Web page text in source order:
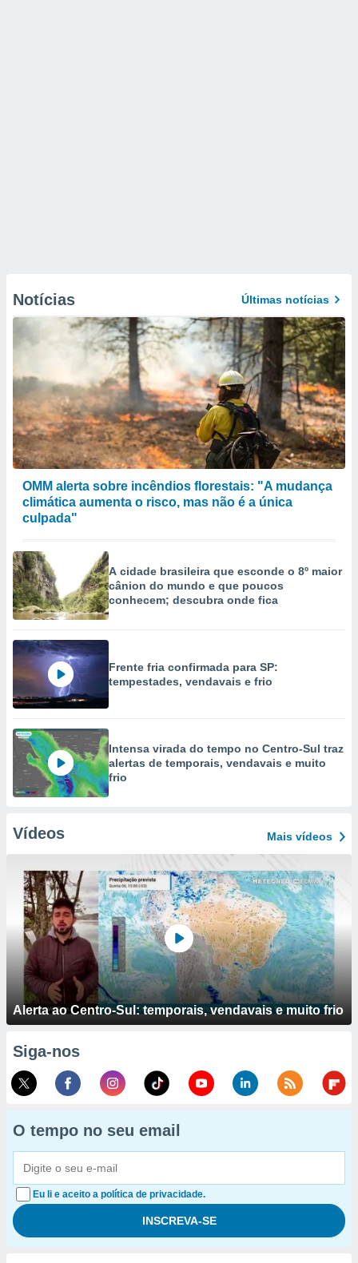
Notícias Últimas notícias
OMM alerta sobre incêndios florestais: "A mudança
climática aumenta o risco, mas não é a única
culpada"
A cidade brasileira que esconde o 8º maior
cânion do mundo e que poucos
conhecem; descubra onde fica
Frente fria confirmada para SP:
tempestades, vendavais e frio
Intensa virada do tempo no Centro-Sul traz
alertas de temporais, vendavais e muito
frio
Vídeos Mais vídeos
Alerta ao Centro-Sul: temporais, vendavais e muito frio
Siga-nos
O tempo no seu email
Eu li e aceito a política de privacidade.